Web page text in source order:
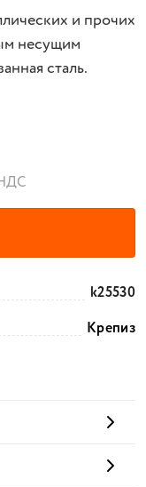
и прочих
несущим
сталь.
k25530
Крепиз